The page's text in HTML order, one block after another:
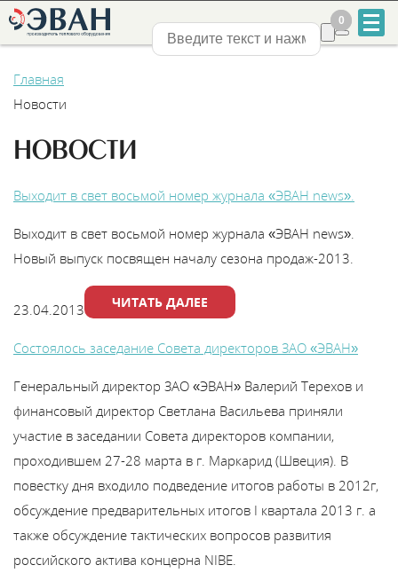
2-
Каталог
Найти магазин
Нижний Новгород
0
0
Главная
Новости
НОВОСТИ
Выходит в свет восьмой номер журнала «ЭВАН news».
Выходит в свет восьмой номер журнала «ЭВАН news».
Новый выпуск посвящен началу сезона продаж-2013.
23.04.2013 ЧИТАТЬ ДАЛЕЕ
Состоялось заседание Совета директоров ЗАО «ЭВАН»
Генеральный директор ЗАО «ЭВАН» Валерий Терехов и
финансовый директор Светлана Васильева приняли
участие в заседании Совета директоров компании,
проходившем 27-28 марта в г. Маркарид (Швеция). В
повестку дня входило подведение итогов работы в 2012г,
обсуждение предварительных итогов I квартала 2013 г. а
также обсуждение тактических вопросов развития
российского актива концерна NIBE.